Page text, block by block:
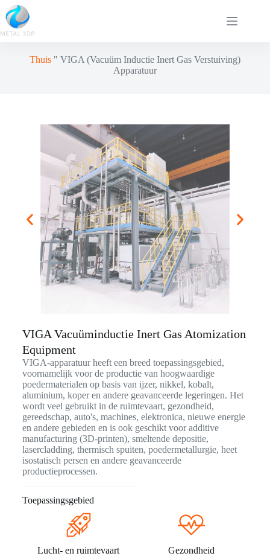
Thuis" VIGA (Vacuüm Inductie Inert Gas Verstuiving)
Apparatuur
VIGA Vacuüminductie Inert Gas Atomization
Equipment
VIGA-apparatuur heeft een breed toepassingsgebied,
voornamelijk voor de productie van hoogwaardige
poedermaterialen op basis van ijzer, nikkel, kobalt,
aluminium, koper en andere geavanceerde legeringen. Het
wordt veel gebruikt in de ruimtevaart, gezondheid,
gereedschap, auto's, machines, elektronica, nieuwe energie
en andere gebieden en is ook geschikt voor additive
manufacturing (3D-printen), smeltende depositie,
lasercladding, thermisch spuiten, poedermetallurgie, heet
isostatisch persen en andere geavanceerde
productieprocessen.
Toepassingsgebied
Lucht- en ruimtevaart Gezondheid